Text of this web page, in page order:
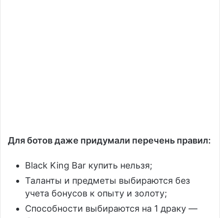
Для ботов даже придумали перечень правил:
Black King Bar купить нельзя;
Таланты и предметы выбираются без
учета бонусов к опыту и золоту;
Способности выбираются на 1 драку —